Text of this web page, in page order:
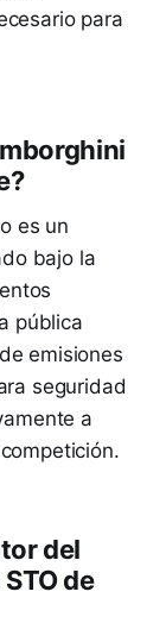
para
es un
bajo la
pública
emisiones
seguridad
a
del
de